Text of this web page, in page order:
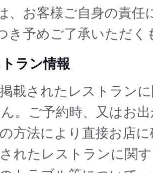
、お客様ご自身の責
き予めご了承いただく
トラン情報
載されたレストラン
。ご予約時、⼜はお
⽅法により直接お店
れたレストランに関